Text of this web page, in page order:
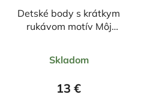
Detské body s krátkym
rukávom motív Môj
hodnotenie
produktu
Skladom
13 €